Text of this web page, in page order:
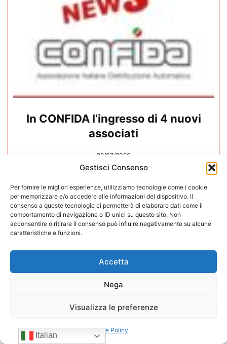
Gestisci Consenso
Per fornire le migliori esperienze, utilizziamo tecnologie come i cookie
per memorizzare e/o accedere alle informazioni del dispositivo. Il
consenso a queste tecnologie ci permetterà di elaborare dati come il
comportamento di navigazione o ID unici su questo sito. Non
acconsentire o ritirare il consenso può influire negativamente su alcune
caratteristiche e funzioni.
Accetta
Nega
Visualizza le preferenze
Cookie Policy
In CONFIDA l’ingresso di 4 nuovi
associati
22/07/2026
nuovo Consiglio di Amministrazione
Italian